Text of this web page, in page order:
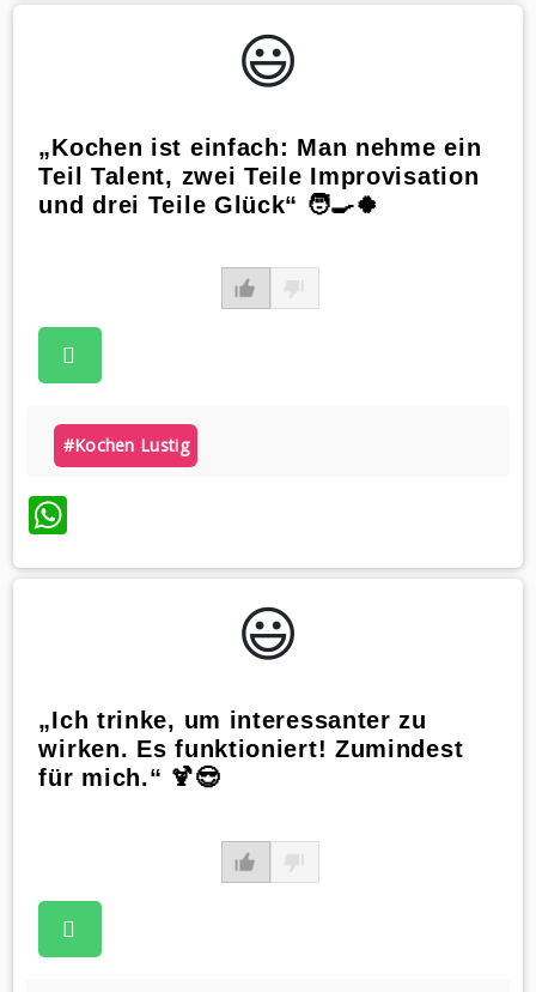
😃️
„Kochen ist einfach: Man nehme ein
Teil Talent, zwei Teile Improvisation
und drei Teile Glück“ 🧑‍🍳🍀
#kochen Lustig
WhatsApp
😃️
„Ich trinke, um interessanter zu
wirken. Es funktioniert! Zumindest
für mich.“ 🍹😎